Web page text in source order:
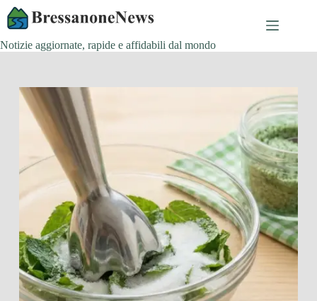
Salta
contenuto
Notizie aggiornate, rapide e affidabili dal mondo